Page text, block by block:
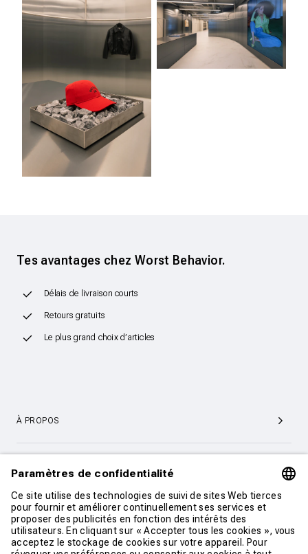
Tes avantages chez Worst Behavior.
Délais de livraison courts
Retours gratuits
Le plus grand choix d’articles
À PROPOS
CONTACT